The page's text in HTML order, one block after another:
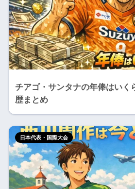
チアゴ・サンタナの年俸はいく
歴まとめ
日本代表・国際大会